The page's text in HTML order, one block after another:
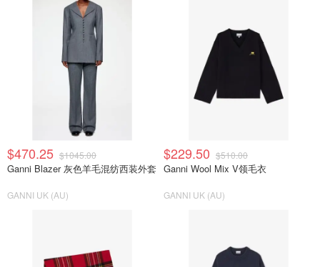
$470.25 $1045.00
Ganni Blazer 灰色羊毛混纺西装外套
GANNI UK (AU)
$229.50 $510.00
Ganni Wool Mix V领毛衣
GANNI UK (AU)